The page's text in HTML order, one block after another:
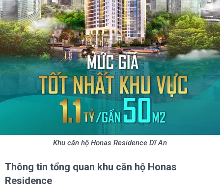
Khu căn hộ Honas Residence Dĩ An
Thông tin tổng quan khu căn hộ Honas
Residence